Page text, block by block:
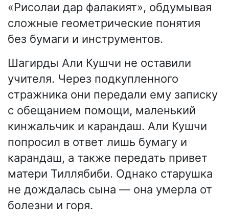
«Рисолаи дар фалакият», обдумывая
сложные геометрические понятия
без бумаги и инструментов.
Шагирды Али Кушчи не оставили
учителя. Через подкупленного
стражника они передали ему записку
с обещанием помощи, маленький
кинжальчик и карандаш. Али Кушчи
попросил в ответ лишь бумагу и
карандаш, а также передать привет
матери Тиллябиби. Однако старушка
не дождалась сына — она умерла от
болезни и горя.